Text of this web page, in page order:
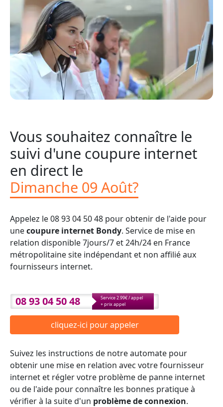
Vous souhaitez connaître le
suivi d'une coupure internet
en direct le
Dimanche 09 Août?
Appelez le 08 93 04 50 48 pour obtenir de l'aide pour
unecoupure internet Bondy. Service de mise en
relation disponible 7jours/7 et 24h/24 en France
métropolitaine site indépendant et non affilié aux
fournisseurs internet.
08 93 04 50 48
Service 2.99€ / appel
+ prix appel
cliquez-ici pour appeler
Suivez les instructions de notre automate pour
obtenir une mise en relation avec votre fournisseur
internet et régler votre problème de panne internet
ou de l'aide pour connaître les bonnes pratique à
vérifier à la suite d'un problème de connexion.